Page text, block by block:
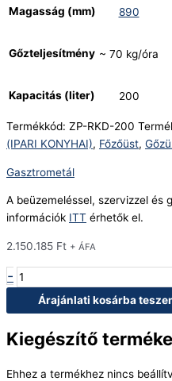
Magasság (mm) 890
Gőzteljesítmény ~ 70 kg/óra
Kapacitás (liter) 200
Termékkód: ZP-RKD-200
(IPARI KONYHAI), Főzőüst,
Gasztrometál
A beüzemeléssel, szervizzel és
információk ITT érhetők el.
2.150.185 Ft + ÁFA
-
Árajánlati kosárba
Kiegészítő
Ehhez a termékhez nincs